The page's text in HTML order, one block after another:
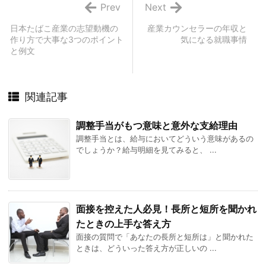
産業カウンセラーの年収と
気になる就職事情
Next
日本たばこ産業の志望動機の
作り方で大事な3つのポイント
と例文
Prev
関連記事
調整手当がもつ意味と意外な支給理由
調整手当とは、給与においてどういう意味があるの
でしょうか？給与明細を見てみると、 ...
面接を控えた人必見！長所と短所を聞かれ
たときの上手な答え方
面接の質問で「あなたの長所と短所は」と聞かれた
ときは、どういった答え方が正しいの ...